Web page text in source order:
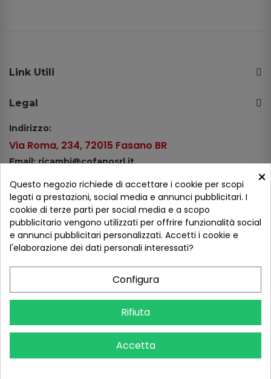
Link Utili
Legal
Indirizzo:
Via Roma, 234, 72015 Fasano BR
Email: ricambi@cofanosrl.it
Tel.: +39 080 44 13 478
WhatsApp: +39 334 98 51 100
Metodi di pagamento
×
Questo negozio richiede di accettare i cookie per scopi
legati a prestazioni, social media e annunci pubblicitari. I
cookie di terze parti per social media e a scopo
pubblicitario vengono utilizzati per offrire funzionalità social
e annunci pubblicitari personalizzati. Accetti i cookie e
l'elaborazione dei dati personali interessati?
Configura
Rifiuta
Accetta